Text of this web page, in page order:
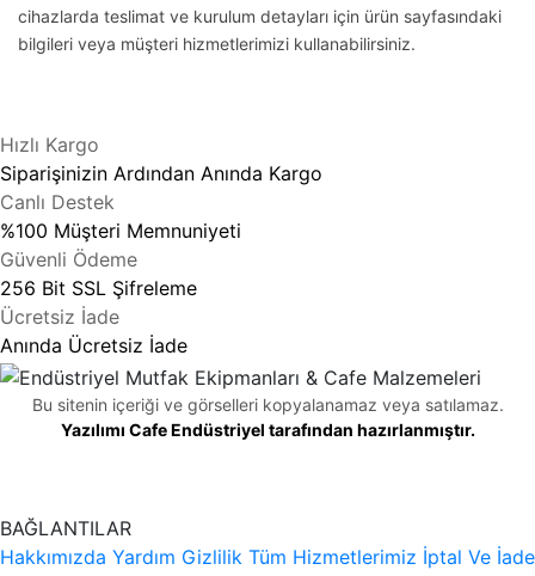
cihazlarda teslimat ve kurulum detayları için ürün sayfasındaki
bilgileri veya müşteri hizmetlerimizi kullanabilirsiniz.
Hızlı Kargo
Siparişinizin Ardından Anında Kargo
Canlı Destek
%100 Müşteri Memnuniyeti
Güvenli Ödeme
256 Bit SSL Şifreleme
Ücretsiz İade
Anında Ücretsiz İade
Bu sitenin içeriği ve görselleri kopyalanamaz veya satılamaz.
Yazılımı Cafe Endüstriyel tarafından hazırlanmıştır.
BAĞLANTILAR
Hakkımızda Yardım Gizlilik Tüm Hizmetlerimiz İptal Ve İade